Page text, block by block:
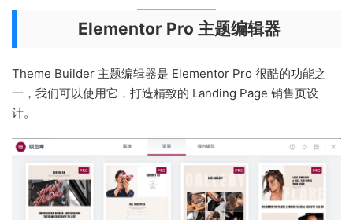
Elementor Pro 主题编辑器
Theme Builder 主题编辑器是 Elementor Pro 很酷的功能之
一，我们可以使用它，打造精致的 Landing Page 销售页设
计。